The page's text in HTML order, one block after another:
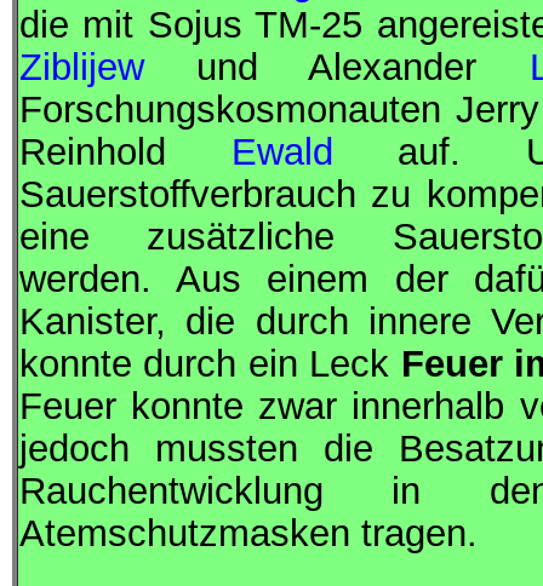
die mit Sojus TM-25
Ziblijewund Alexander
Forschungskosmonauten
Reinhold Ewald
auf.
Sauerstoffverbrauch zu
eine zusätzliche
werden. Aus einem der
Kanister, die durch innere
konnte durch ein Leck Feuer
Feuer konnte zwar innerhalb
jedoch mussten die
Rauchentwicklung in
Atemschutzmasken tragen.